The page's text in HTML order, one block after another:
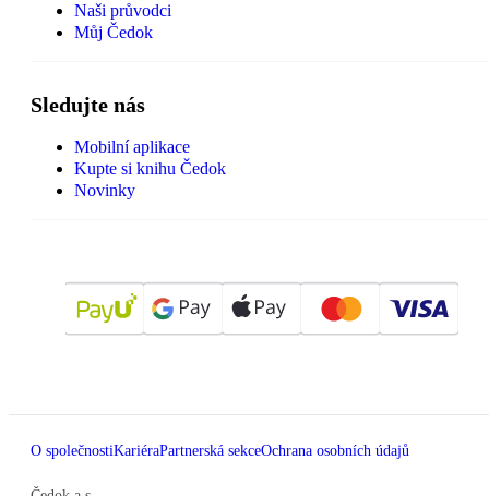
Naši průvodci
Můj Čedok
Sledujte nás
Mobilní aplikace
Kupte si knihu Čedok
Novinky
O společnostiKariéraPartnerská sekceOchrana osobních údajů